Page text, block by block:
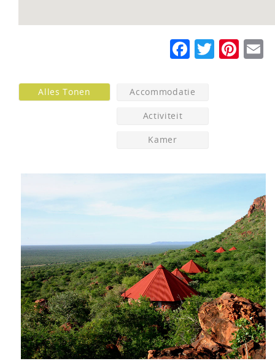
Alles Tonen Accommodatie
Activiteit
Kamer